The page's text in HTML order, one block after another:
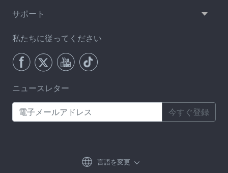
サポート
私たちに従ってください
ニュースレター
今すぐ登録
言語を変更